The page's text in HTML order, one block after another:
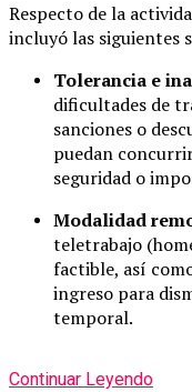
Respecto de la
incluyó las siguientes
Tolerancia e
dificultades de
sanciones o
puedan
seguridad o
Modalidad
teletrabajo
factible, así
ingreso para
temporal.
Continuar Leyendo